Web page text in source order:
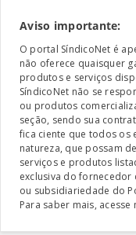
Aviso importante:
O portal SíndicoNet é
não oferece quaisquer
produtos e serviços
SíndicoNet não se
ou produtos
seção, sendo sua
fica ciente que todos os
natureza, que possam
serviços e produtos
exclusiva do
ou subsidiariedade do
Para saber mais, acesse